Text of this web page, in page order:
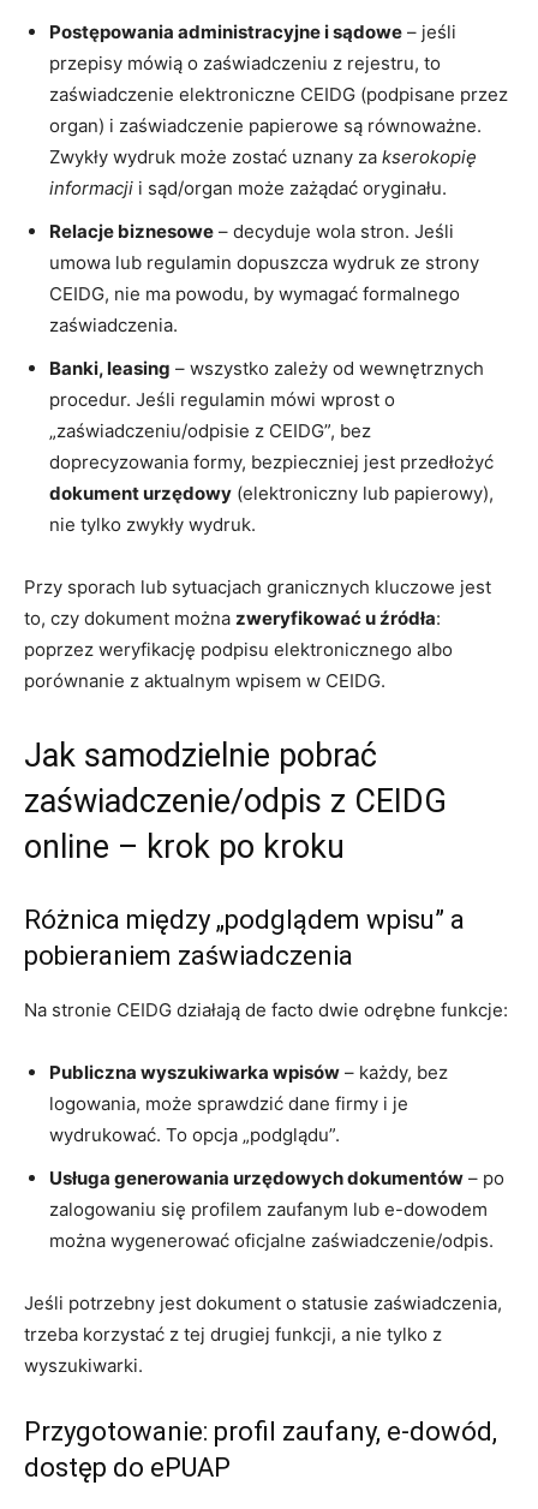
Postępowania administracyjne i sądowe – jeśli
przepisy mówią o zaświadczeniu z rejestru, to
zaświadczenie elektroniczne CEIDG (podpisane przez
organ) i zaświadczenie papierowe są równoważne.
Zwykły wydruk może zostać uznany za kserokopię
informacji i sąd/organ może zażądać oryginału.
Relacje biznesowe – decyduje wola stron. Jeśli
umowa lub regulamin dopuszcza wydruk ze strony
CEIDG, nie ma powodu, by wymagać formalnego
zaświadczenia.
Banki, leasing – wszystko zależy od wewnętrznych
procedur. Jeśli regulamin mówi wprost o
„zaświadczeniu/odpisie z CEIDG”, bez
doprecyzowania formy, bezpieczniej jest przedłożyć
dokument urzędowy (elektroniczny lub papierowy),
nie tylko zwykły wydruk.
Przy sporach lub sytuacjach granicznych kluczowe jest
to, czy dokument można zweryfikować u źródła:
poprzez weryfikację podpisu elektronicznego albo
porównanie z aktualnym wpisem w CEIDG.
Jak samodzielnie pobrać
zaświadczenie/odpis z CEIDG
online – krok po kroku
Różnica między „podglądem wpisu” a
pobieraniem zaświadczenia
Na stronie CEIDG działają de facto dwie odrębne funkcje:
Publiczna wyszukiwarka wpisów – każdy, bez
logowania, może sprawdzić dane firmy i je
wydrukować. To opcja „podglądu”.
Usługa generowania urzędowych dokumentów – po
zalogowaniu się profilem zaufanym lub e-dowodem
można wygenerować oficjalne zaświadczenie/odpis.
Jeśli potrzebny jest dokument o statusie zaświadczenia,
trzeba korzystać z tej drugiej funkcji, a nie tylko z
wyszukiwarki.
Przygotowanie: profil zaufany, e-dowód,
dostęp do ePUAP